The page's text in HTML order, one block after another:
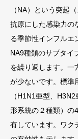
（NA）という突起
抗原にした感染力の
る季節性インフルエ
NA9種類のサブタイ
を繰り返します。一
が少ないです。標準
（H1N1亜型、
形系統の２種類）の
有しています。ワク